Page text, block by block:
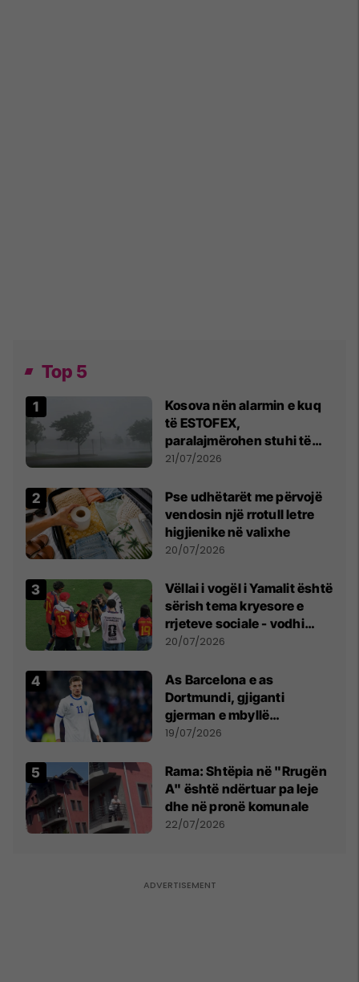
Top 5
Kosova nën alarmin e kuq
të ESTOFEX,
paralajmërohen stuhi të
fuqishme me breshër dhe
21/07/2026
Pse udhëtarët me përvojë
vendosin një rrotull letre
higjienike në valixhe
20/07/2026
Vëllai i vogël i Yamalit është
sërish tema kryesore e
rrjeteve sociale - vodhi
vëmendjen pas finales së
20/07/2026
As Barcelona e as
Dortmundi, gjiganti
gjerman e mbyllë
marrëveshjen për Fisnik
19/07/2026
Rama: Shtëpia në "Rrugën
A" është ndërtuar pa leje
dhe në pronë komunale
22/07/2026